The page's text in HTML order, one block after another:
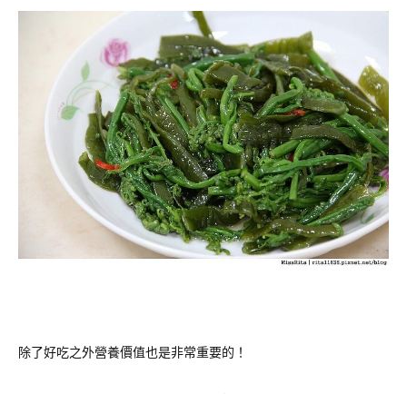
除了好吃之外營養價值也是非常重要的！